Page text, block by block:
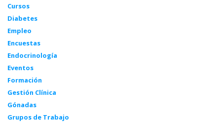
Cursos
Diabetes
Empleo
Encuestas
Endocrinología
Eventos
Formación
Gestión Clínica
Gónadas
Grupos de Trabajo